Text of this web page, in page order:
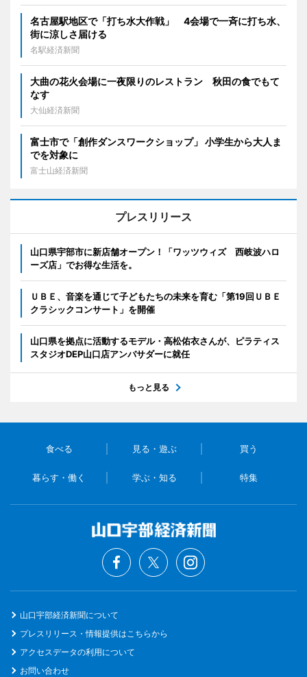
名古屋駅地区で「打ち水大作戦」 4会場で一斉に打ち水、
街に涼しさ届ける
名駅経済新聞
大曲の花火会場に一夜限りのレストラン 秋田の食でもて
なす
大仙経済新聞
富士市で「創作ダンスワークショップ」 小学生から大人ま
でを対象に
富士山経済新聞
プレスリリース
山口県宇部市に新店舗オープン！「ワッツウィズ 西岐波ハロ
ーズ店」でお得な生活を。
ＵＢＥ、音楽を通じて子どもたちの未来を育む「第19回ＵＢＥ
クラシックコンサート」を開催
山口県を拠点に活動するモデル・高松佑衣さんが、ピラティス
スタジオDEP山口店アンバサダーに就任
もっと見る
食べる 見る・遊ぶ 買う
暮らす・働く 学ぶ・知る 特集
山口宇部経済新聞について
プレスリリース・情報提供はこちらから
アクセスデータの利用について
お問い合わせ